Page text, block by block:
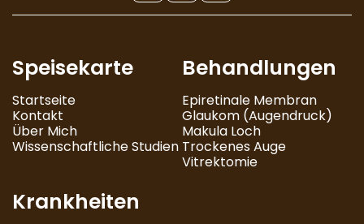
Speisekarte
Startseite
Kontakt
Über Mich
Wissenschaftliche Studien
Behandlungen
Epiretinale Membran
Glaukom (Augendruck)
Makula Loch
Trockenes Auge
Vitrektomie
Krankheiten